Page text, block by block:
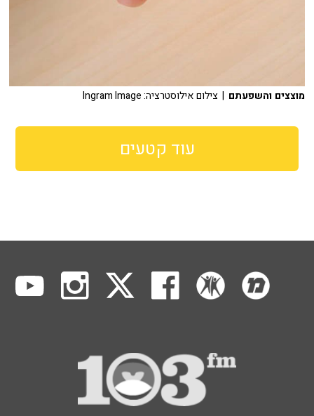
מוצצים והשפעתם | צילום אילוסטרציה: Ingram Image
עוד קטעים